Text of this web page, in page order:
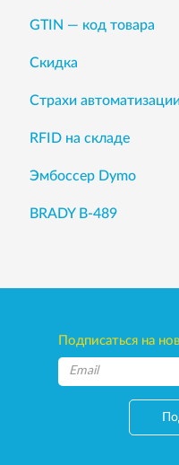
GTIN — код товара
Скидка
Страхи
RFID на складе
Эмбоссер Dymo
BRADY B-489
Подписаться на